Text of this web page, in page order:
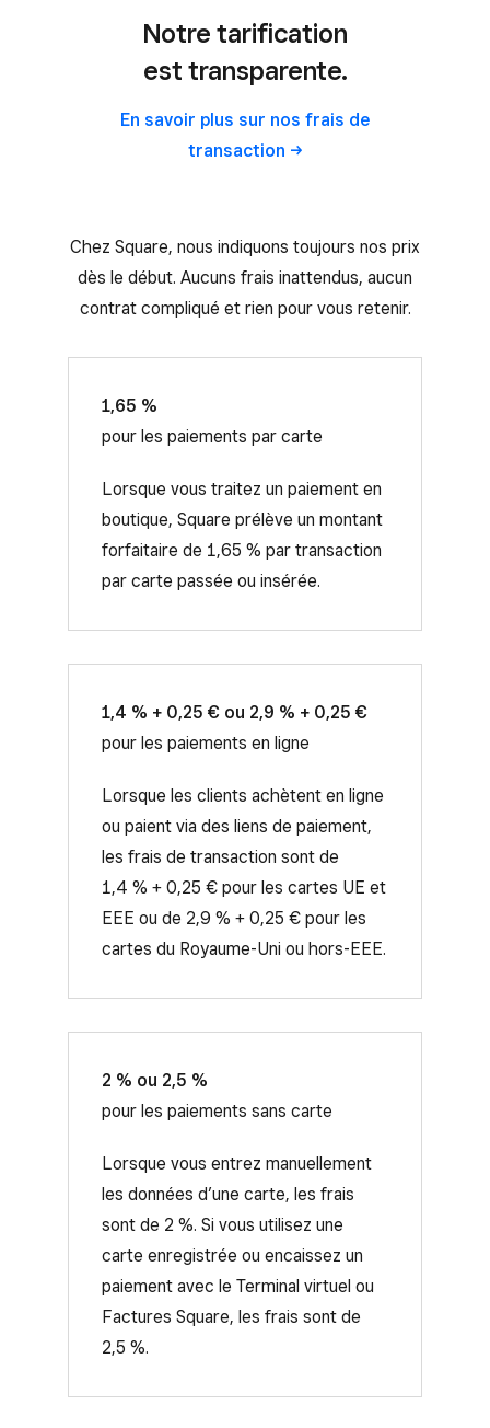
Notre tarification
est transparente.
En savoir plus sur nos frais de
transaction
Chez Square, nous indiquons toujours nos prix
dès le début. Aucuns frais inattendus, aucun
contrat compliqué et rien pour vous retenir.
1,65 %
pour les paiements par carte
Lorsque vous traitez un paiement en
boutique, Square prélève un montant
forfaitaire de 1,65 % par transaction
par carte passée ou insérée.
1,4 % + 0,25 € ou 2,9 % + 0,25 €
pour les paiements en ligne
Lorsque les clients achètent en ligne
ou paient via des liens de paiement,
les frais de transaction sont de
1,4 % + 0,25 € pour les cartes UE et
EEE ou de 2,9 % + 0,25 € pour les
cartes du Royaume-Uni ou hors-EEE.
2 % ou 2,5 %
pour les paiements sans carte
Lorsque vous entrez manuellement
les données d’une carte, les frais
sont de 2 %. Si vous utilisez une
carte enregistrée ou encaissez un
paiement avec le Terminal virtuel ou
Factures Square, les frais sont de
2,5 %.